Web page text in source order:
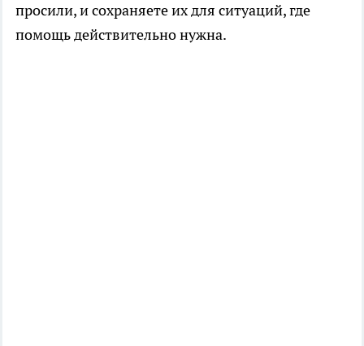
просили, и сохраняете их для ситуаций, где
помощь действительно нужна.